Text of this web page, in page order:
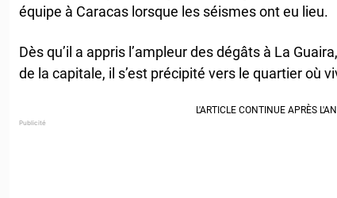
équipe à Caracas lorsque les séismes ont eu lieu.
Dès qu’il a appris l’ampleur des dégâts à La
de la capitale, il s’est précipité vers le quartier où